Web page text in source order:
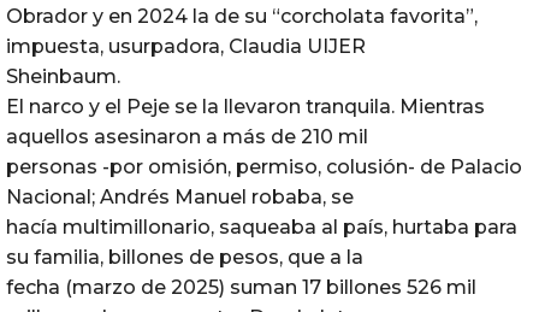
Obrador y en 2024 la de su “corcholata favorita”,
impuesta, usurpadora, Claudia UIJER
Sheinbaum.
El narco y el Peje se la llevaron tranquila. Mientras
aquellos asesinaron a más de 210 mil
personas -por omisión, permiso, colusión- de Palacio
Nacional; Andrés Manuel robaba, se
hacía multimillonario, saqueaba al país, hurtaba para
su familia, billones de pesos, que a la
fecha (marzo de 2025) suman 17 billones 526 mil